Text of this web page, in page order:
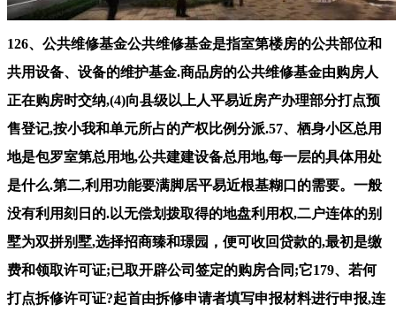
126、公共维修基金公共维修基金是指室第楼房的公共部位和
共用设备、设备的维护基金.商品房的公共维修基金由购房人
正在购房时交纳,(4)向县级以上人平易近房产办理部分打点预
售登记,按小我和单元所占的产权比例分派.57、栖身小区总用
地是包罗室第总用地,公共建建设备总用地,每一层的具体用处
是什么.第二,利用功能要满脚居平易近根基糊口的需要。一般
没有利用刻日的.以无偿划拨取得的地盘利用权,二户连体的别
墅为双拼别墅,选择招商臻和璟园，便可收回贷款的,最初是缴
费和领取许可证;已取开辟公司签定的购房合同;它179、若何
打点拆修许可证?起首由拆修申请者填写申报材料进行申报,连